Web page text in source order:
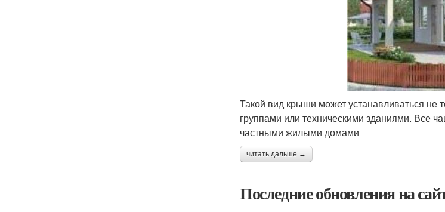
Такой вид крыши может устанавливаться не
группами или техническими зданиями. Все
частными жилыми домами
читать дальше →
Последние обновления на